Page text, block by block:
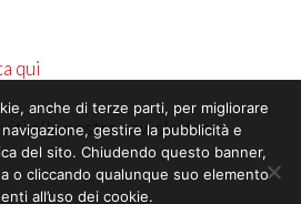
qui
alla nostra newsletter
anche di terze parti, per migliorare
gestire la pubblicità e
del sito. Chiudendo questo banner,
o cliccando qualunque suo elemento
all’uso dei cookie.